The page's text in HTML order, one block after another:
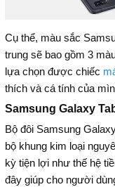
Cụ thể, màu sắc
trung sẽ bao gồm 3
lựa chọn được chiếc
thích và cá tính của
Samsung Galaxy
Bộ đôi Samsung
bộ khung kim loại
kỳ tiện lợi như thế hệ
đây giúp cho người